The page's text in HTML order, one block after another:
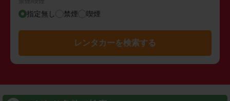
指定無し 禁煙 喫煙
レンタカーを検索する